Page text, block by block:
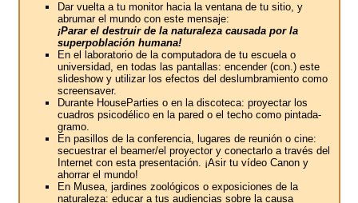
Dar vuelta a tu monitor hacia la ventana de tu sitio, y
abrumar el mundo con este mensaje:
¡Parar el destruir de la naturaleza causada por la
superpoblación humana!
En el laboratorio de la computadora de tu escuela o
universidad, en todas las pantallas: encender (con.) este
slideshow y utilizar los efectos del deslumbramiento como
screensaver.
Durante HouseParties o en la discoteca: proyectar los
cuadros psicodélico en la pared o el techo como pintada-
gramo.
En pasillos de la conferencia, lugares de reunión o cine:
secuestrar el beamer/el proyector y conectarlo a través del
Internet con esta presentación. ¡Asir tu vídeo Canon y
ahorrar el mundo!
En Musea, jardines zoológicos o exposiciones de la
naturaleza: educar a tus audiencias sobre la causa